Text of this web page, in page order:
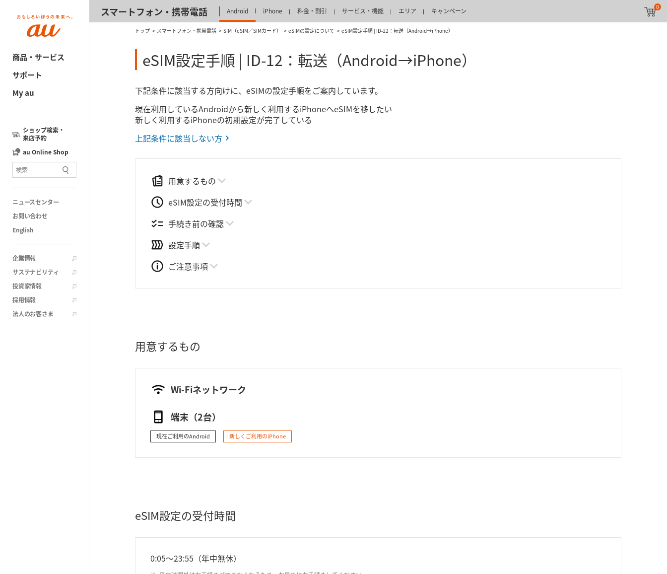
商品・サービス
サポート
My au
ショップ検索・
来店予約
au Online Shop
ニュースセンター
お問い合わせ
English
企業情報
サステナビリティ
投資家情報
採用情報
法人のお客さま
スマートフォン・携帯電話 Android iPhone 料金・割引 サービス・機能 エリア キャンペーン 0
トップ スマートフォン・携帯電話 SIM（eSIM／SIMカード） eSIMの設定について eSIM​設定​手​順 | ID-12：​転送​（Android→iPhone）​
eSIM​設定​手​順 | ID-12：​転送​（Android→iPhone）​
下記条件に​該当する方​向けに、​eSIMの​設定手順を​ご案内しています。​
現在利用している​Androidから​新しく利用する​iPhoneへ​eSIMを​移したい
新しく利用する​iPhoneの​初期設定が完了している
上記条件に該当しない方
用意するもの
eSIM設定の受付時間
手続き前の確認
設定手順
ご注意事項
用意するもの
Wi-Fiネットワーク
端末（2台）
現在ご利用のAndroid 新しくご利用のiPhone
eSIM設定の受付時間
0:05～23:55（年中無休）